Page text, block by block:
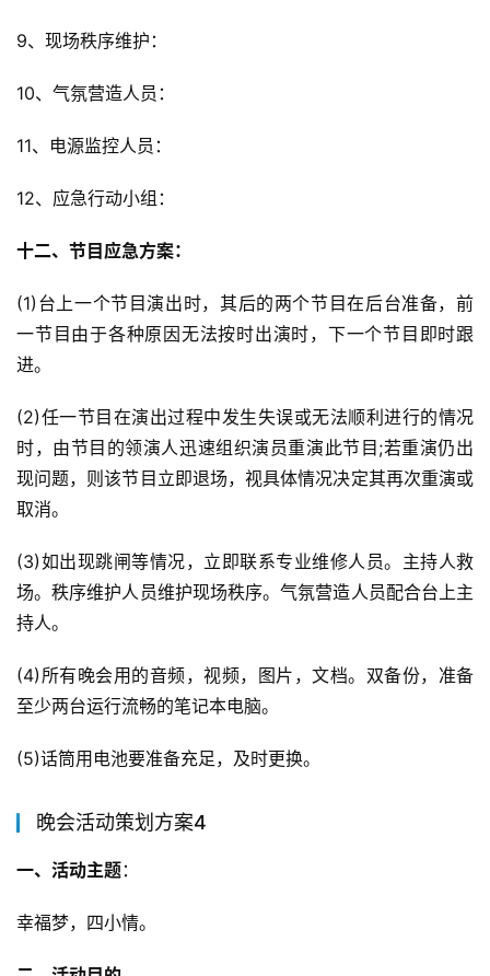
9、现场秩序维护：
10、气氛营造人员：
11、电源监控人员：
12、应急行动小组：
十二、节目应急方案：
(1)台上一个节目演出时，其后的两个节目在后台准备，前
一节目由于各种原因无法按时出演时，下一个节目即时跟
进。
(2)任一节目在演出过程中发生失误或无法顺利进行的情况
时，由节目的领演人迅速组织演员重演此节目;若重演仍出
现问题，则该节目立即退场，视具体情况决定其再次重演或
取消。
(3)如出现跳闸等情况，立即联系专业维修人员。主持人救
场。秩序维护人员维护现场秩序。气氛营造人员配合台上主
持人。
(4)所有晚会用的音频，视频，图片，文档。双备份，准备
至少两台运行流畅的笔记本电脑。
(5)话筒用电池要准备充足，及时更换。
晚会活动策划方案4
一、活动主题：
幸福梦，四小情。